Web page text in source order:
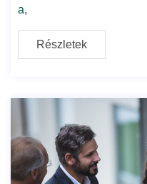
a,
Részletek